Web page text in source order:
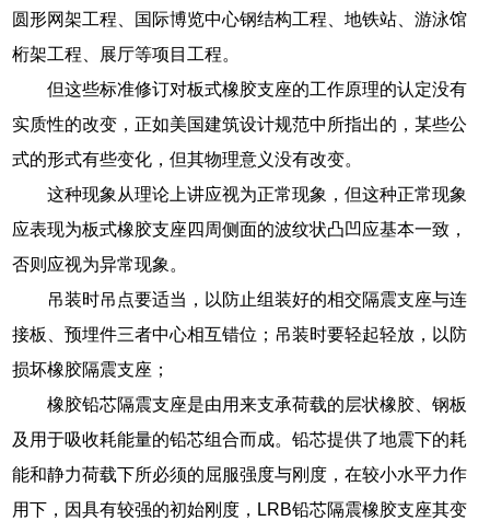
圆形网架工程、国际博览中心钢结构工程、地铁站、游泳馆
桁架工程、展厅等项目工程。
但这些标准修订对板式橡胶支座的工作原理的认定没有
实质性的改变，正如美国建筑设计规范中所指出的，某些公
式的形式有些变化，但其物理意义没有改变。
这种现象从理论上讲应视为正常现象，但这种正常现象
应表现为板式橡胶支座四周侧面的波纹状凸凹应基本一致，
否则应视为异常现象。
吊装时吊点要适当，以防止组装好的相交隔震支座与连
接板、预埋件三者中心相互错位；吊装时要轻起轻放，以防
损坏橡胶隔震支座；
橡胶铅芯隔震支座是由用来支承荷载的层状橡胶、钢板
及用于吸收耗能量的铅芯组合而成。铅芯提供了地震下的耗
能和静力荷载下所必须的屈服强度与刚度，在较小水平力作
用下，因具有较强的初始刚度，LRB铅芯隔震橡胶支座其变